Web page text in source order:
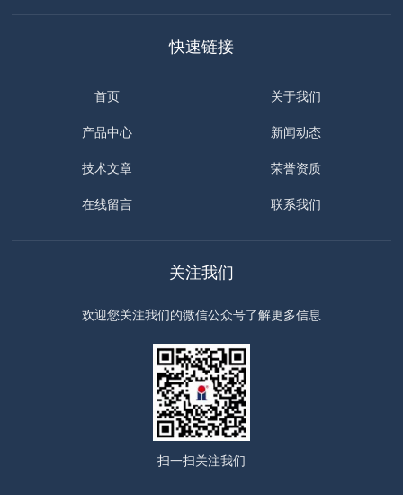
快速链接
首页 关于我们
产品中心 新闻动态
技术文章 荣誉资质
在线留言 联系我们
关注我们
欢迎您关注我们的微信公众号了解更多信息
扫一扫关注我们